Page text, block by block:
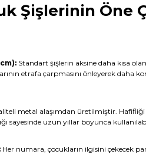
Şişlerinin Öne
Standart şişlerin aksine daha kısa
etrafa çarpmasını önleyerek daha
metal alaşımdan üretilmiştir. Hafifliği
sayesinde uzun yıllar boyunca
Her numara, çocukların ilgisini çekecek